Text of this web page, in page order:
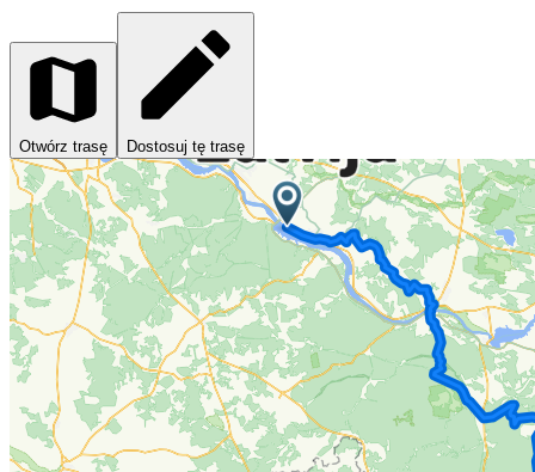
Otwórz trasę Dostosuj tę trasę